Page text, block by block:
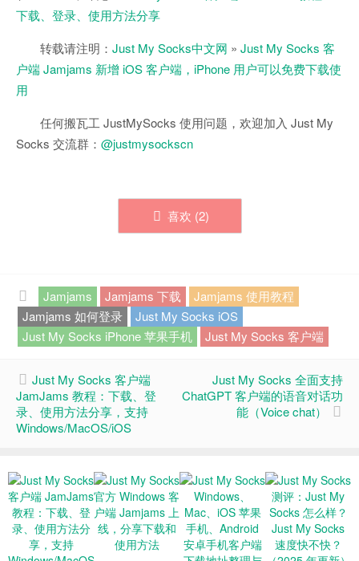
下载、登录、使用方法分享
转载请注明： Just My Socks中文网 » Just My Socks 客
户端 Jamjams 新增 iOS 客户端，iPhone 用户可以免费下载使
用
任何搬瓦工 JustMySocks 使用问题，欢迎加入 Just My
Socks 交流群： @justmysockscn
喜欢 (2)
Jamjams Jamjams 下载
Jamjams 使用教程
Jamjams 如何登录
Just My Socks iOS
Just My Socks iPhone 苹果手机
Just My Socks 客户端
Just My Socks 客户端
JamJams 教程：下载、登
录、使用方法分享，支持
Windows/MacOS/iOS
Just My Socks 全面支持
ChatGPT 客户端的语音对话功
能（Voice chat）